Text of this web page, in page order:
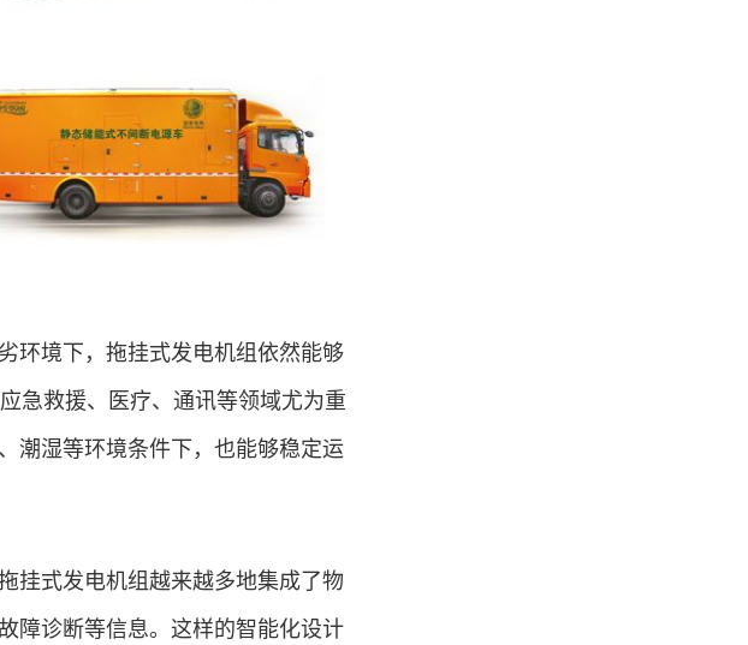
环境下，拖挂式发电机组依然能够
急救援、医疗、通讯等领域尤为重
潮湿等环境条件下，也能够稳定运
挂式发电机组越来越多地集成了物
障诊断等信息。这样的智能化设计